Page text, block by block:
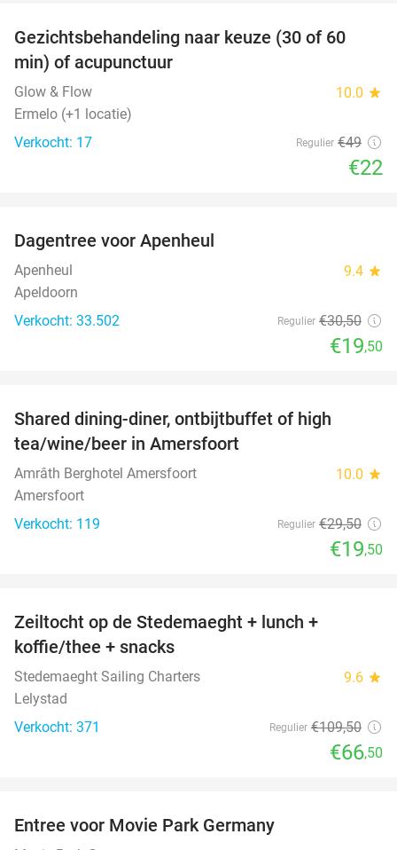
55%
Gezichtsbehandeling naar keuze (30 of 60
min) of acupunctuur
Glow & Flow 10.0 star
Ermelo (+1 locatie)
Verkocht: 17
Regulier €49
€22
Dagentree voor Apenheul
Apenheul 9.4 star
Apeldoorn
Verkocht: 33.502
Regulier €30,50
€19,50
Shared dining-diner, ontbijtbuffet of high
tea/wine/beer in Amersfoort
Amrâth Berghotel Amersfoort 10.0 star
Amersfoort
Verkocht: 119
Regulier €29,50
€19,50
Zeiltocht op de Stedemaeght + lunch +
koffie/thee + snacks
Stedemaeght Sailing Charters 9.6 star
Lelystad
Verkocht: 371
Regulier €109,50
€66,50
Entree voor Movie Park Germany